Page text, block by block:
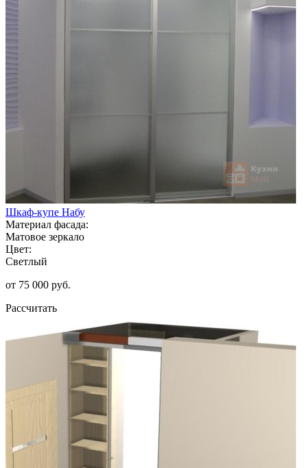
Шкаф-купе Набу
Материал фасада:
Матовое зеркало
Цвет:
Светлый
от 75 000 руб.
Рассчитать